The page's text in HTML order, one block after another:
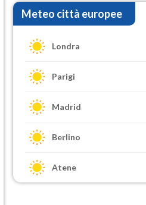
Meteo città europee
Londra
Parigi
Madrid
Berlino
Atene